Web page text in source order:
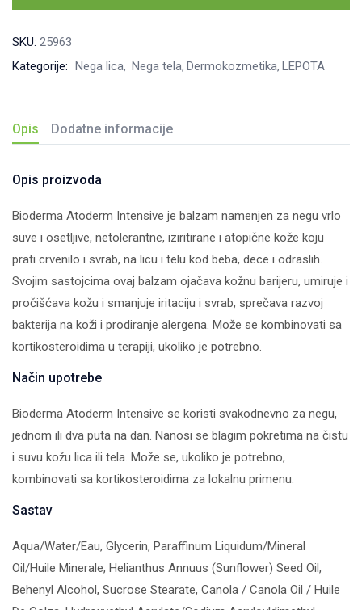
baume,
SKU: 25963
Kategorije: Nega lica Nega tela Dermokozmetika LEPOTA
Opis Dodatne informacije
Opis proizvoda
Bioderma Atoderm Intensive je balzam namenjen za negu vrlo
suve i osetljive, netolerantne, iziritirane i atopične kože koju
prati crvenilo i svrab, na licu i telu kod beba, dece i odraslih.
Svojim sastojcima ovaj balzam ojačava kožnu barijeru, umiruje i
pročišćava kožu i smanjuje iritaciju i svrab, sprečava razvoj
bakterija na koži i prodiranje alergena. Može se kombinovati sa
kortikosteroidima u terapiji, ukoliko je potrebno.
Način upotrebe
Bioderma Atoderm Intensive se koristi svakodnevno za negu,
jednom ili dva puta na dan. Nanosi se blagim pokretima na čistu
i suvu kožu lica ili tela. Može se, ukoliko je potrebno,
kombinovati sa kortikosteroidima za lokalnu primenu.
Sastav
Aqua/Water/Eau, Glycerin, Paraffinum Liquidum/Mineral
Oil/Huile Minerale, Helianthus Annuus (Sunflower) Seed Oil,
Behenyl Alcohol, Sucrose Stearate, Canola / Canola Oil / Huile